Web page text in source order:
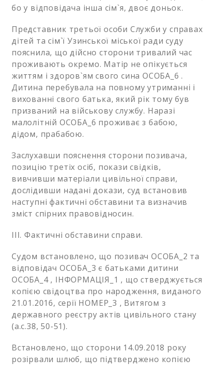
бо у відповідача інша сім`я, двоє доньок.
Представник третьої особи Служби у справах
дітей та сім`ї Узинської міської ради суду
пояснила, що дійсно сторони тривалий час
проживають окремо. Матір не опікується
життям і здоров`ям свого сина ОСОБА_6 .
Дитина перебувала на повному утриманні і
вихованні свого батька, який рік тому був
призваний на військову службу. Наразі
малолітній ОСОБА_6 проживає з бабою,
дідом, прабабою.
Заслухавши пояснення сторони позивача,
позицію третіх осіб, покази свідків,
вивчивши матеріали цивільної справи,
дослідивши надані докази, суд встановив
наступні фактичні обставини та визначив
зміст спірних правовідносин.
ІІІ. Фактичні обставини справи.
Судом встановлено, що позивач ОСОБА_2 та
відповідач ОСОБА_3 є батьками дитини
ОСОБА_4 , ІНФОРМАЦІЯ_1 , що стверджується
копією свідоцтва про народження, виданого
21.01.2016, серії НОМЕР_3 , Витягом з
державного реєстру актів цивільного стану
(а.с.38, 50-51).
Встановлено, що сторони 14.09.2018 року
розірвали шлюб, що підтверджено копією